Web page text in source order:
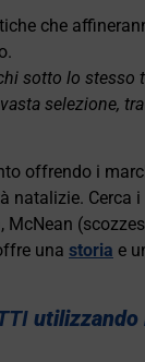
che
sotto lo stesso
selezione,
offrendo i
natalizie. Cerca
una storia e
utilizzando